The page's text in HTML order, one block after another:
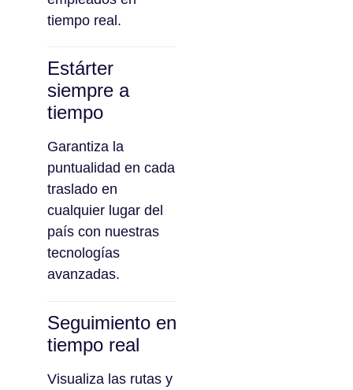
tiempo real.
Estárter
siempre a
tiempo
Garantiza la
puntualidad en cada
traslado en
cualquier lugar del
país con nuestras
tecnologías
avanzadas.
Seguimiento en
tiempo real
Visualiza las rutas y